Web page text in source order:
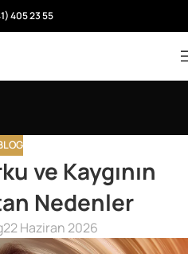
405 23 55
ve Kaygının
Nedenler
22 Haziran 2026